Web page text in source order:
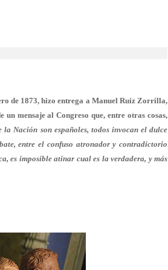
de 1873, hizo entrega a Manuel Ruiz Zorrilla,
un mensaje al Congreso que, entre otras cosas,
Nación son españoles, todos invocan el dulce
entre el confuso atronador y contradictorio
es imposible atinar cual es la verdadera, y más